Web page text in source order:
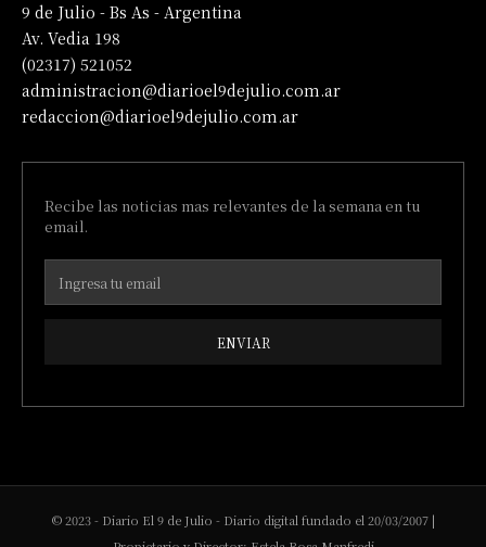
9 de Julio - Bs As - Argentina
Av. Vedia 198
(02317) 521052
administracion@diarioel9dejulio.com.ar
redaccion@diarioel9dejulio.com.ar
Recibe las noticias mas relevantes de la semana en tu
email.
ENVIAR
© 2023 - Diario El 9 de Julio - Diario digital fundado el 20/03/2007 |